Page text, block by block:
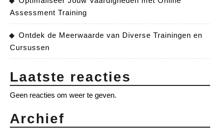
Assessment Training
Ontdek de Meerwaarde van Diverse Trainingen en
Cursussen
Laatste reacties
Geen reacties om weer te geven.
Archief